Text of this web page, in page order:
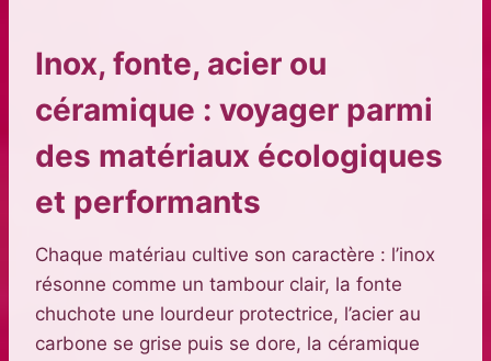
Inox, fonte, acier ou
céramique : voyager parmi
des matériaux écologiques
et performants
Chaque matériau cultive son caractère : l’inox
résonne comme un tambour clair, la fonte
chuchote une lourdeur protectrice, l’acier au
carbone se grise puis se dore, la céramique